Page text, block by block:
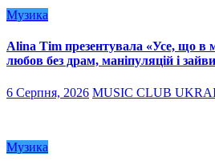
Музика
Alina Tim презентувала «Усе, що в
любов без драм, маніпуляцій і
6 Серпня, 2026 MUSIC CLUB
Музика